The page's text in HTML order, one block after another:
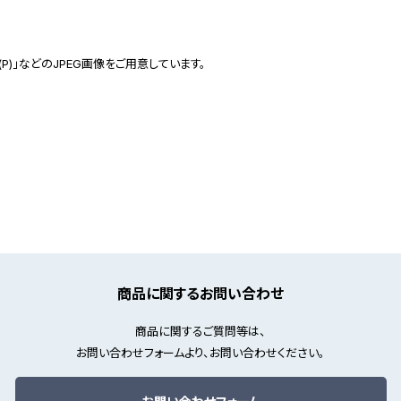
」などのJPEG画像をご用意しています。
商品に関するお問い合わせ
商品に関するご質問等は、
お問い合わせフォームより、お問い合わせください。